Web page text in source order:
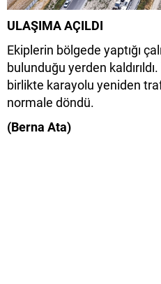
ULAŞIMA AÇILDI
Ekiplerin bölgede yaptığı
bulunduğu yerden
birlikte karayolu yeniden
normale döndü.
(Berna Ata)